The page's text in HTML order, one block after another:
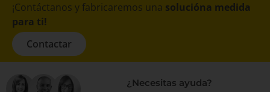
¡Contáctanos y fabricaremos una solucióna medida
para ti!
Contactar
¿Necesitas ayuda?